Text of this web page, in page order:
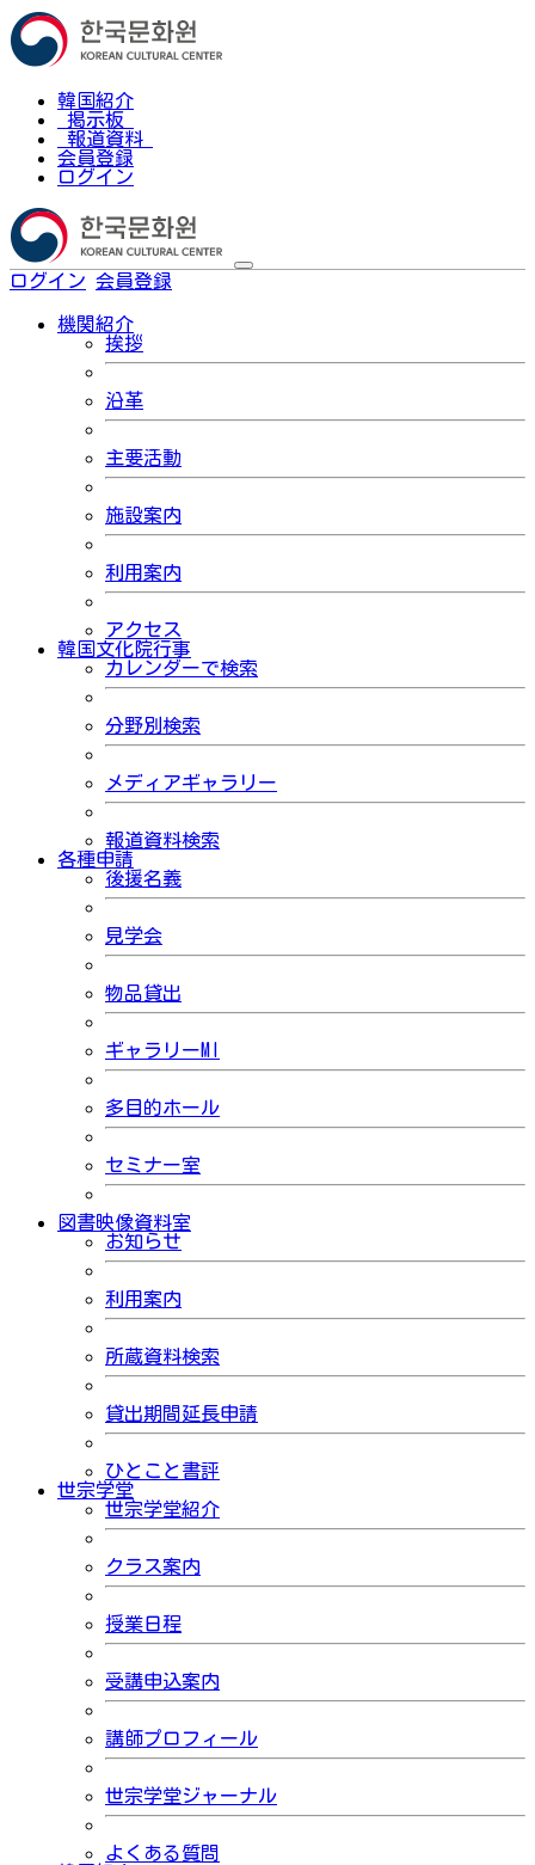
韓国紹介
掲示板
報道資料
会員登録
ログイン
ログイン 会員登録
機関紹介
挨拶
沿革
主要活動
施設案内
利用案内
アクセス
韓国文化院行事
カレンダーで検索
分野別検索
メディアギャラリー
報道資料検索
各種申請
後援名義
見学会
物品貸出
ギャラリーMI
多目的ホール
セミナー室
図書映像資料室
お知らせ
利用案内
所蔵資料検索
貸出期間延長申請
ひとこと書評
世宗学堂
世宗学堂紹介
クラス案内
授業日程
受講申込案内
講師プロフィール
世宗学堂ジャーナル
よくある質問